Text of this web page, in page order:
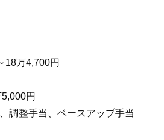
18万4,700円
円
調整手当、ベースアップ手当